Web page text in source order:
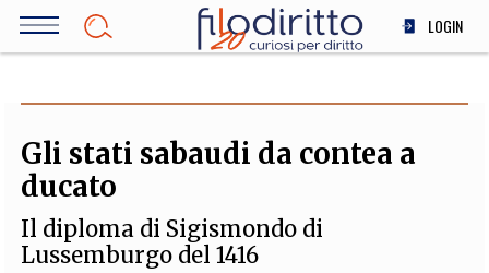
Salta
LOGIN
SOCIETÀ
STORIA E FILOSOFIA
Gli stati sabaudi da contea a
ducato
Il diploma di Sigismondo di
Lussemburgo del 1416